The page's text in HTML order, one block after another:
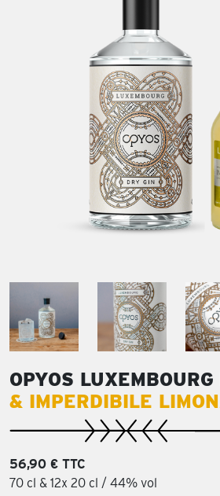
OPYOS
& IMPERDIBILE
56,90 € TTC
70 cl & 12x 20 cl / 44% vol